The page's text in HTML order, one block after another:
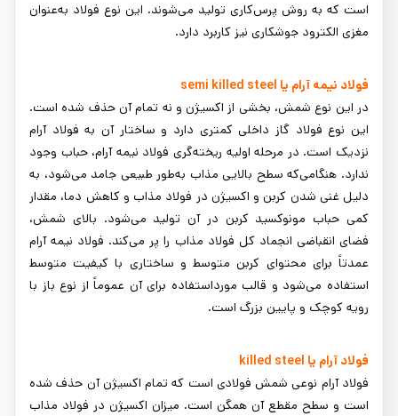
است که به روش پرس‌کاری تولید می‌شوند. این نوع فولاد به‌عنوان
مغزی الکترود جوشکاری نیز کاربرد دارد.
فولاد نیمه آرام یا semi killed steel
در این نوع شمش، بخشی از اکسیژن و نه تمام آن حذف شده است.
این نوع فولاد گاز داخلی کمتری دارد و ساختار آن به فولاد آرام
نزدیک است. در مرحله اولیه ریخته‌گری فولاد نیمه آرام، حباب وجود
ندارد. هنگامی‌که سطح بالایی مذاب به‌طور طبیعی جامد می‌شود، به
دلیل غنی شدن کربن و اکسیژن در فولاد مذاب و کاهش دما، مقدار
کمی حباب مونوکسید کربن در آن تولید می‌شود. بالای شمش،
فضای انقباضی انجماد کل فولاد مذاب را پر می‌کند. فولاد نیمه آرام
عمدتاً برای محتوای کربن متوسط و ساختاری با کیفیت متوسط
استفاده می‌شود و قالب مورداستفاده برای آن عموماً از نوع باز با
رویه کوچک و پایین بزرگ است.
فولاد آرام یا killed steel
فولاد آرام نوعی شمش فولادی است که تمام اکسیژن آن حذف شده
است و سطح مقطع آن همگن است. میزان اکسیژن در فولاد مذاب